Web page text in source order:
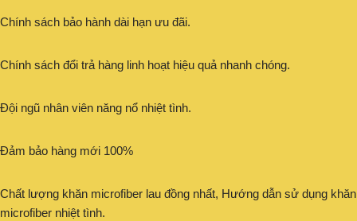
Chính sách bảo hành dài hạn ưu đãi.
Chính sách đổi trả hàng linh hoạt hiệu quả nhanh chóng.
Đội ngũ nhân viên năng nổ nhiệt tình.
Đảm bảo hàng mới 100%
Chất lượng khăn microfiber lau đồng nhất, Hướng dẫn sử dụng khăn
microfiber nhiệt tình.